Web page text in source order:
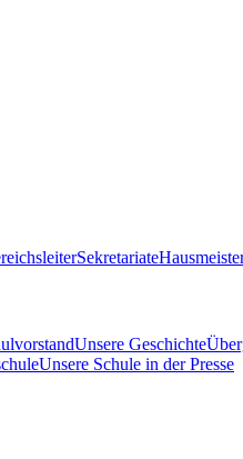
Sekretariate
Unsere Geschichte
Unsere Schule in der Presse